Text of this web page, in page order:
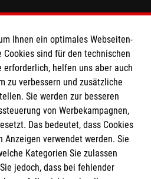
e.V.
1201 2000 12
Ihnen ein optimales Webseiten-
Cookies sind für den technischen
erforderlich, helfen uns aber auch
zu verbessern und zusätzliche
Sie werden zur besseren
von Werbekampagnen,
Das bedeutet, dass Cookies
Anzeigen verwendet werden. Sie
Kategorien Sie zulassen
jedoch, dass bei fehlender